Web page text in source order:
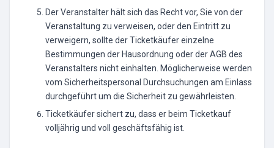
Der Veranstalter hält sich das Recht vor, Sie von der
Veranstaltung zu verweisen, oder den Eintritt zu
verweigern, sollte der Ticketkäufer einzelne
Bestimmungen der Hausordnung oder der AGB des
Veranstalters nicht einhalten. Möglicherweise werden
vom Sicherheitspersonal Durchsuchungen am Einlass
durchgeführt um die Sicherheit zu gewährleisten.
Ticketkäufer sichert zu, dass er beim Ticketkauf
volljährig und voll geschäftsfähig ist.